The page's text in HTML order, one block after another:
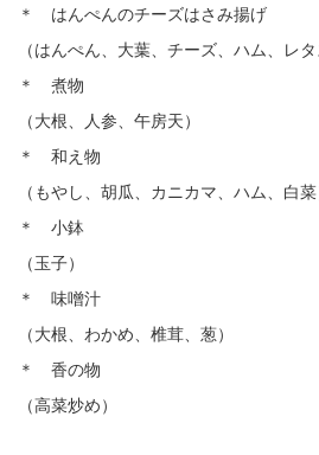
＊ はんぺんのチーズはさみ揚げ
（はんぺん、大葉、チーズ、ハム、レタ
＊ 煮物
（大根、人参、午房天）
＊ 和え物
（もやし、胡瓜、カニカマ、ハム、白菜
＊ 小鉢
（玉子）
＊ 味噌汁
（大根、わかめ、椎茸、葱）
＊ 香の物
（高菜炒め）